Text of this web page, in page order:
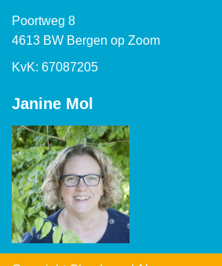
Poortweg 8
4613 BW Bergen op Zoom
KvK: 67087205
Janine Mol